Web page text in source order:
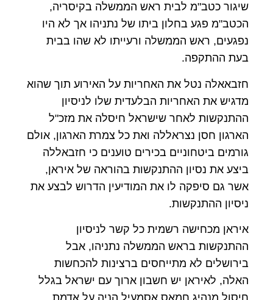
שיגור כטב"מ לבית ראש הממשלה בקיסריה,
הכטב"מ פגע בחלון ביתו של נתניהו אך לא היו
נפגעים, ראש הממשלה ורעייתו לא שהו בבית
בעת ההתקפה.
חזבאאלה נטל את האחריות על האירוע תוך שהוא
מדגיש את האחריות הבלעדית שלו לניסיון
ההתנקשות לאחר שישראל חיסלה את מזכ"ל
הארגון חסן נצראללה ואת כל צמרת הארגון, אולם
גורמים ביטחוניים בכירים טוענים כי חזבאללה
ביצע את נסיון ההתנקשות בהוראה של איראן,
אשר גם סיפקה לו את המודיעין הדרוש לבצע את
ניסיון ההתנקשות.
איראן מכחישה רשמית כל קשר לניסיון
ההתנקשות בראש הממשלה נתניהו, אבל
בירושלים לא מתייחסים ברצינות להכחשות
האלה, לאיראן יש חשבון ארוך עם ישראל בגלל